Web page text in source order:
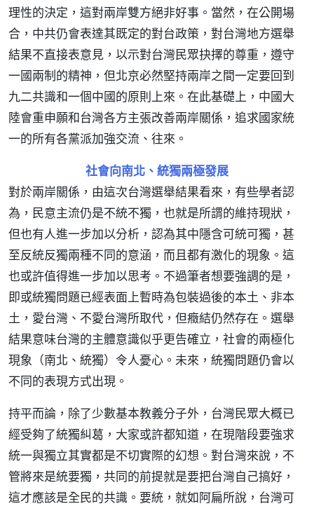
理性的決定，這對兩岸雙方絕非好事。當然，在公開場
合，中共仍會表達其既定的對台政策，對台灣地方選舉
結果不直接表意見，以示對台灣民眾抉擇的尊重，遵守
一國兩制的精神，但北京必然堅持兩岸之間一定要回到
九二共識和一個中國的原則上來。在此基礎上，中國大
陸會重申願和台灣各方主張改善兩岸關係，追求國家統
一的所有各黨派加強交流、往來。
社會向南北、統獨兩極發展
對於兩岸關係，由這次台灣選舉結果看來，有些學者認
為，民意主流仍是不統不獨，也就是所謂的維持現狀，
但也有人進一步加以分析，認為其中隱含可統可獨，甚
至反統反獨兩種不同的意涵，而且都有激化的現象。這
也或許值得進一步加以思考。不過筆者想要強調的是，
即或統獨問題已經表面上暫時為包裝過後的本土、非本
土，愛台灣、不愛台灣所取代，但癥結仍然存在。選舉
結果意味台灣的主體意識似乎更告確立，社會的兩極化
現象（南北、統獨）令人憂心。未來，統獨問題仍會以
不同的表現方式出現。
持平而論，除了少數基本教義分子外，台灣民眾大概已
經受夠了統獨糾葛，大家或許都知道，在現階段要強求
統一與獨立其實都是不切實際的幻想。對台灣來說，不
管將來是統要獨，共同的前提就是要把台灣自己搞好，
這才應該是全民的共識。要統，就如阿扁所說，台灣可